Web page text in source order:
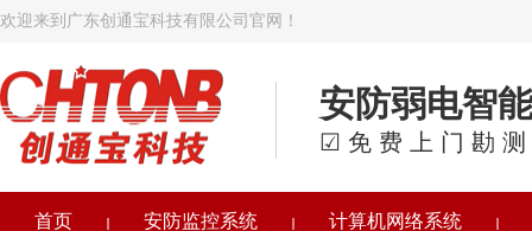
欢迎来到广东创通宝科技有限公司官网！
安防弱电智
☑免费上门勘
首页 安防监控系统 计算机网络系统